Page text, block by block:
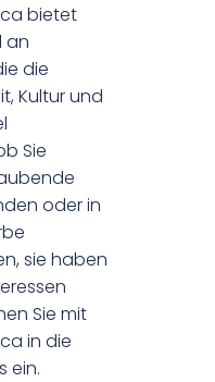
bietet
an
die
Kultur und
Sie
oder in
sie haben
Sie mit
in die
ein.